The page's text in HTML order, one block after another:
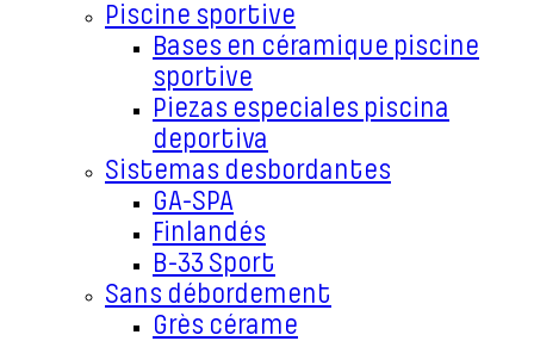
Piscine sportive
Bases en céramique piscine
sportive
Piezas especiales piscina
deportiva
Sistemas desbordantes
GA-SPA
Finlandés
B-33 Sport
Sans débordement
Grès cérame